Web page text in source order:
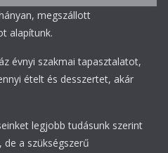
megszállott
alapítunk.
évnyi szakmai tapasztalatot,
ételt és desszertet, akár
legjobb tudásunk szerint
a szükségszerű